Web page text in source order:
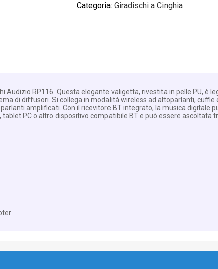
Categoria: Giradischi a Cinghia
Audizio RP116. Questa elegante valigetta, rivestita in pelle PU, è
di diffusori. Si collega in modalità wireless ad altoparlanti, cuffie
amplificati. Con il ricevitore BT integrato, la musica digitale
PC o altro dispositivo compatibile BT e può essere ascoltata